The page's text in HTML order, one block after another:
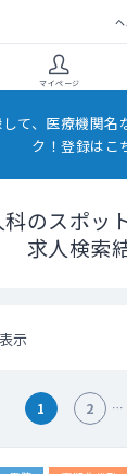
マイページ
て、医療機関名
ク！登録はこ
のスポッ
求人検索
示
1 2